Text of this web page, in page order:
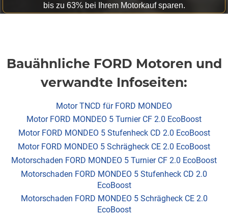
bis zu 63% bei Ihrem Motorkauf sparen.
Bauähnliche FORD Motoren und
verwandte Infoseiten:
Motor TNCD für FORD MONDEO
Motor FORD MONDEO 5 Turnier CF 2.0 EcoBoost
Motor FORD MONDEO 5 Stufenheck CD 2.0 EcoBoost
Motor FORD MONDEO 5 Schrägheck CE 2.0 EcoBoost
Motorschaden FORD MONDEO 5 Turnier CF 2.0 EcoBoost
Motorschaden FORD MONDEO 5 Stufenheck CD 2.0
EcoBoost
Motorschaden FORD MONDEO 5 Schrägheck CE 2.0
EcoBoost